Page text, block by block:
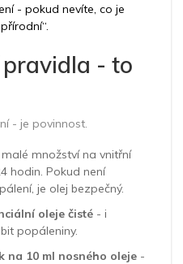
- pokud nevíte, co je
- to
- je povinnost.
množství na vnitřní
hodin. Pokud není
je olej bezpečný.
oleje čisté - i
popáleniny.
na 10 ml nosného oleje -